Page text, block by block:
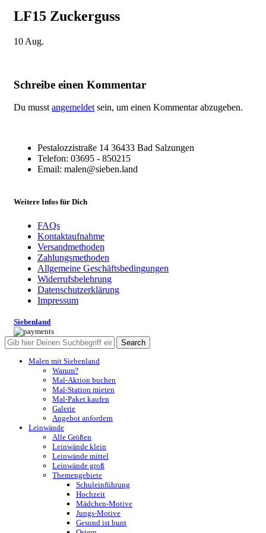
LF15 Zuckerguss
10 Aug.
Schreibe einen Kommentar
Du musst angemeldet sein, um einen Kommentar abzugeben.
Pestalozzistraße 14 36433 Bad Salzungen
Telefon: 03695 - 850215
Email: malen@sieben.land
Weitere Infos für Dich
FAQs
Kontaktaufnahme
Versandmethoden
Zahlungsmethoden
Allgemeine Geschäftsbedingungen
Widerrufsbelehrung
Datenschutzerklärung
Impressum
Siebenland
Search
Malen mit Siebenland
Warum?
Mal-Aktion buchen
Mal-Station mieten
Mal-Paket kaufen
Galerie
Angebot anfordern
Leinwände
Alle Größen
Leinwände klein
Leinwände mittel
Leinwände groß
Themengebiete
Schuleinführung
Hochzeit
Mädchen-Motive
Jungs-Motive
Gesund ist bunt